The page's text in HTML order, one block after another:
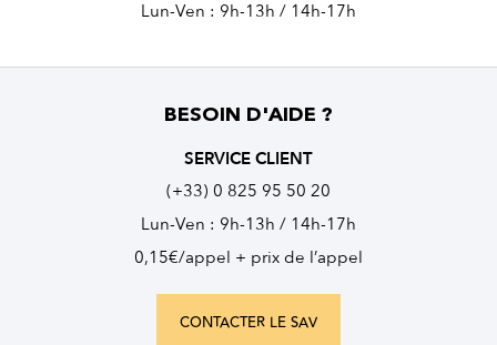
Lun-Ven : 9h-13h / 14h-17h
BESOIN D'AIDE ?
SERVICE CLIENT
(+33) 0 825 95 50 20
Lun-Ven : 9h-13h / 14h-17h
0,15€/appel + prix de l’appel
CONTACTER LE SAV